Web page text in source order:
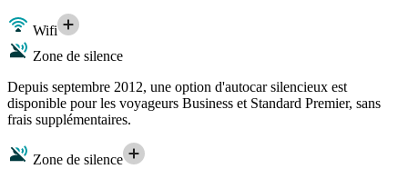
Wifi
Zone de silence
Depuis septembre 2012, une option d'autocar silencieux est
disponible pour les voyageurs Business et Standard Premier, sans
frais supplémentaires.
Zone de silence